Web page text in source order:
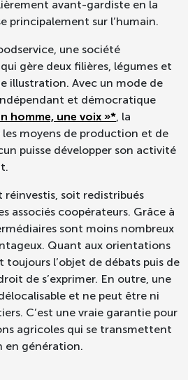
avant-gardiste en la
principalement sur l’humain.
une société
gère deux filières, légumes et
illustration. Avec un mode de
et démocratique
homme, une voix »*, la
moyens de production et de
puisse développer son activité
réinvestis, soit redistribués
associés coopérateurs. Grâce à
sont moins nombreux
Quant aux orientations
l’objet de débats puis de
de s’exprimer. En outre, une
et ne peut être ni
C’est une vraie garantie pour
agricoles qui se transmettent
en génération.